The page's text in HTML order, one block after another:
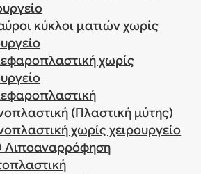
κύκλοι ματιών χωρίς
χωρίς
(Πλαστική μύτης)
χωρίς χειρουργείο
Λιποαναρρόφηση